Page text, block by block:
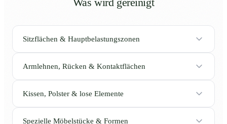
Was wird gereinigt
Sitzflächen & Hauptbelastungszonen
Armlehnen, Rücken & Kontaktflächen
Kissen, Polster & lose Elemente
Spezielle Möbelstücke & Formen